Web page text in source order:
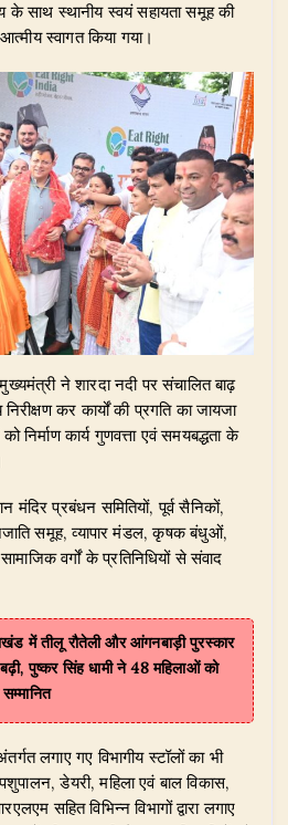
के साथ स्थानीय स्वयं सहायता समूह की
आत्मीय स्वागत किया गया।
ने शारदा नदी पर संचालित बाढ़
निरीक्षण कर कार्यों की प्रगति का जायजा
निर्माण कार्य गुणवत्ता एवं समयबद्धता के
मंदिर प्रबंधन समितियों, पूर्व सैनिकों,
समूह, व्यापार मंडल, कृषक बंधुओं,
वर्गों के प्रतिनिधियों से संवाद
में तीलू रौतेली और आंगनबाड़ी पुरस्कार
बढ़ी, पुष्कर सिंह धामी ने 48 महिलाओं को
लगाए गए विभागीय स्टॉलों का भी
डेयरी, महिला एवं बाल विकास,
सहित विभिन्न विभागों द्वारा लगाए